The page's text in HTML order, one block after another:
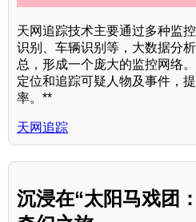
天网追踪技术主要通过多种监
识别、车辆识别等，大数据分
总，形成一个庞大的监控网络
定位和追踪可疑人物及事件，
率。**
天网追踪
沉浸在“太阳马戏团